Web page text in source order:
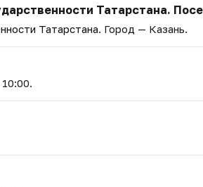
Татарстана.
Татарстана. Город — Казань.
10:00.